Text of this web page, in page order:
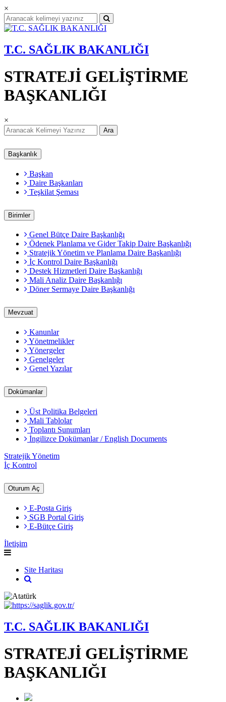
×
T.C. SAĞLIK BAKANLIĞI
STRATEJİ GELİŞTİRME
BAŞKANLIĞI
×
Ara
Başkanlık
Başkan
Daire Başkanları
Teşkilat Şeması
Birimler
Genel Bütçe Daire Başkanlığı
Ödenek Planlama ve Gider Takip Daire Başkanlığı
Stratejik Yönetim ve Planlama Daire Başkanlığı
İç Kontrol Daire Başkanlığı
Destek Hizmetleri Daire Başkanlığı
Mali Analiz Daire Başkanlığı
Döner Sermaye Daire Başkanlığı
Mevzuat
Kanunlar
Yönetmelikler
Yönergeler
Genelgeler
Genel Yazılar
Dokümanlar
Üst Politika Belgeleri
Mali Tablolar
Toplantı Sunumları
İngilizce Dokümanlar / English Documents
Stratejik Yönetim
İç Kontrol
Oturum Aç
E-Posta Giriş
SGB Portal Giriş
E-Bütçe Giriş
İletişim
Site Haritası
T.C. SAĞLIK BAKANLIĞI
STRATEJİ GELİŞTİRME
BAŞKANLIĞI